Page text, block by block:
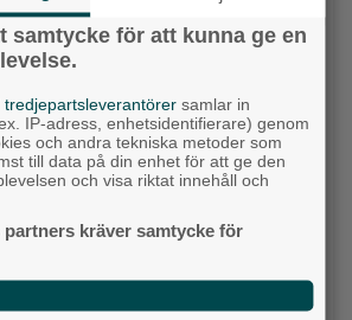
samtycke för att kunna ge en
tredjepartsleverantörer samlar in
IP-adress, enhetsidentifierare) genom
och andra tekniska metoder som
till data på din enhet för att ge den
och visa riktat innehåll och
kräver samtycke för